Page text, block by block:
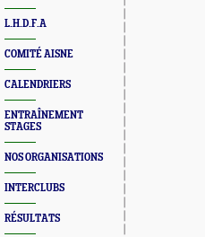
L.H.D.F.A
COMITÉ AISNE
CALENDRIERS
ENTRAÎNEMENT
STAGES
NOS ORGANISATIONS
INTERCLUBS
RÉSULTATS